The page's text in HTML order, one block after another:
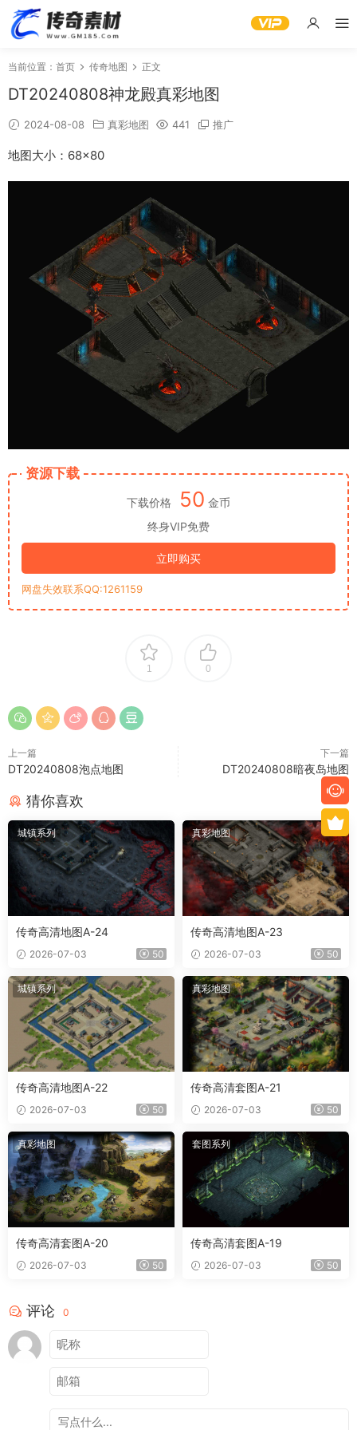
当前位置： 首页 传奇地图 正文
DT20240808神龙殿真彩地图
2024-08-08 真彩地图 441 推广
地图大小：68×80
资源下载
下载价格 50 金币
终身VIP免费
立即购买
网盘失效联系QQ:1261159
1 0
上一篇
DT20240808泡点地图
下一篇
DT20240808暗夜岛地图
猜你喜欢
城镇系列
传奇高清地图A-24
2026-07-03 50
真彩地图
传奇高清地图A-23
2026-07-03 50
城镇系列
传奇高清地图A-22
2026-07-03 50
真彩地图
传奇高清套图A-21
2026-07-03 50
真彩地图
传奇高清套图A-20
2026-07-03 50
套图系列
传奇高清套图A-19
2026-07-03 50
评论 0